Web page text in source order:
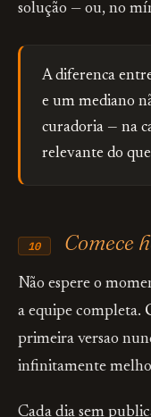
solução — ou, no
A diferenca
e um mediano
curadoria — na
relevante do
10 Comece
Não espere o
a equipe completa.
primeira versao
infinitamente
Cada dia sem